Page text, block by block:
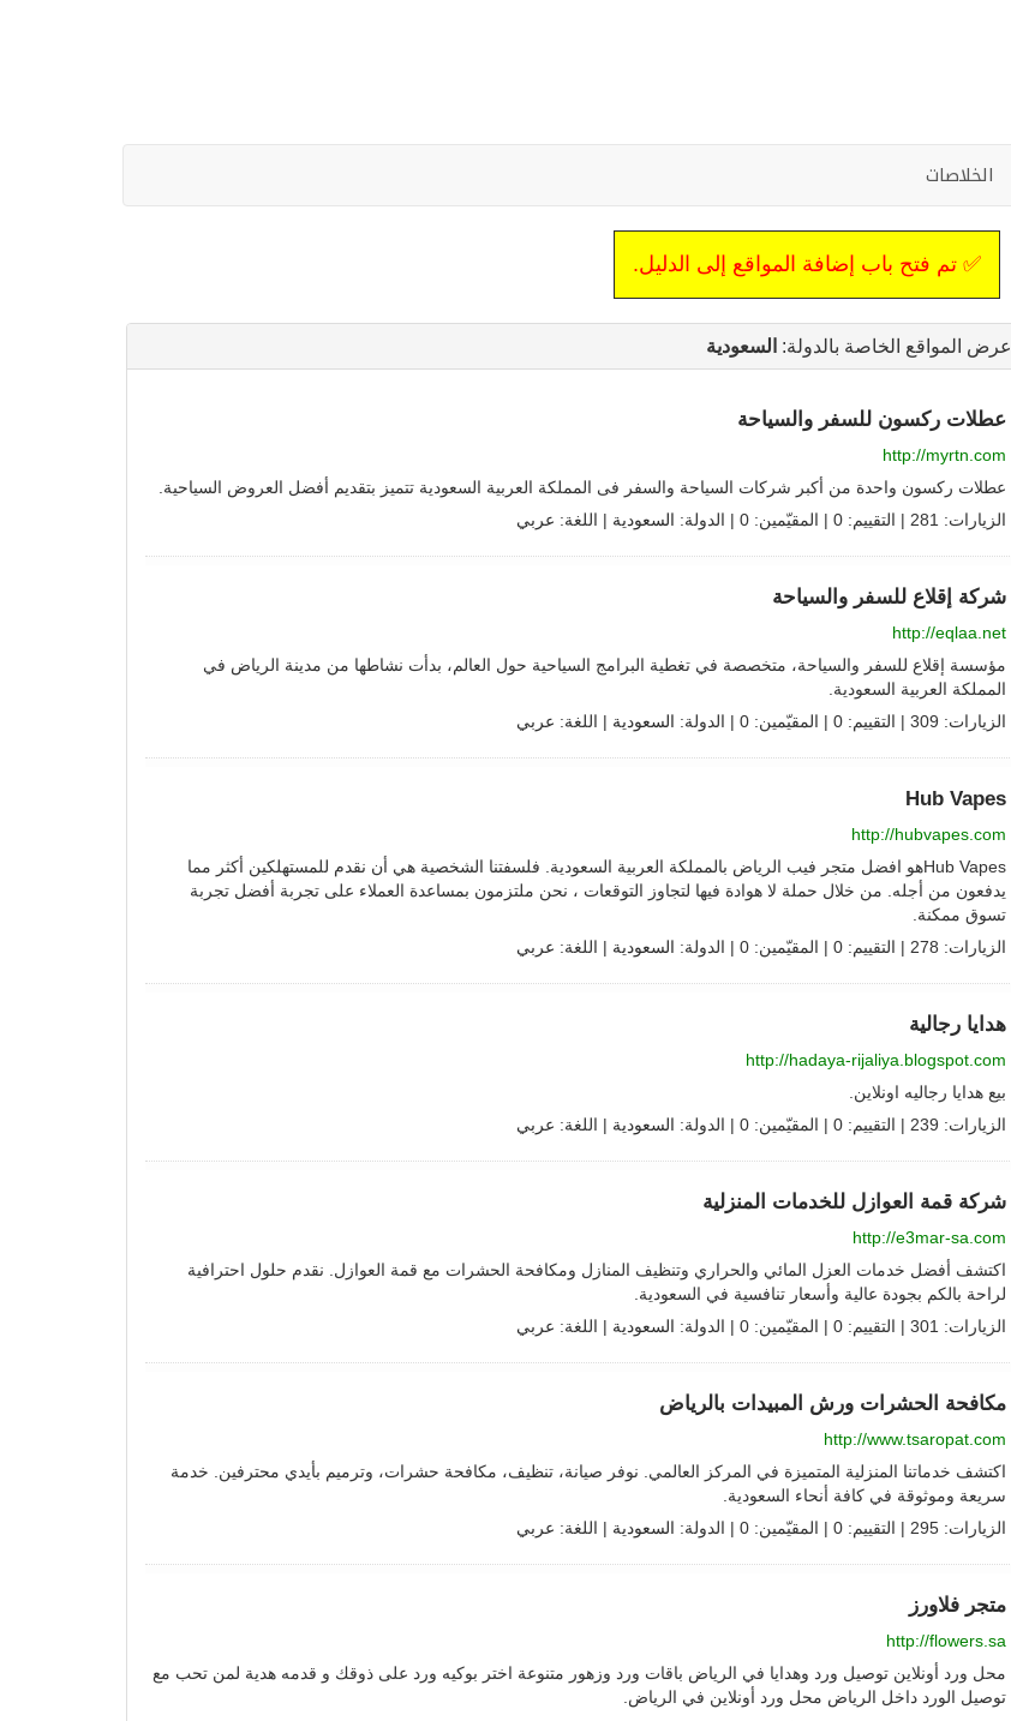
الخلاصات
✅ تم فتح باب إضافة المواقع إلى الدليل.
عرض المواقع الخاصة بالدولة: السعودية
عطلات ركسون للسفر والسياحة
http://myrtn.com
عطلات ركسون واحدة من أكبر شركات السياحة والسفر فى المملكة العربية السعودية تتميز بتقديم أفضل العروض السياحية.
الزيارات: 281 | التقييم: 0 | المقيّمين: 0 | الدولة:
السعودية | اللغة: عربي
شركة إقلاع للسفر والسياحة
http://eqlaa.net
مؤسسة إقلاع للسفر والسياحة، متخصصة في تغطية البرامج السياحية حول العالم، بدأت نشاطها من مدينة الرياض في
المملكة العربية السعودية.
الزيارات: 309 | التقييم: 0 | المقيّمين: 0 | الدولة:
السعودية | اللغة: عربي
Hub Vapes
http://hubvapes.com
Hub Vapesهو افضل متجر فيب الرياض بالمملكة العربية السعودية. فلسفتنا الشخصية هي أن نقدم للمستهلكين أكثر مما
يدفعون من أجله. من خلال حملة لا هوادة فيها لتجاوز التوقعات ، نحن ملتزمون بمساعدة العملاء على تجربة أفضل تجربة
تسوق ممكنة.
الزيارات: 278 | التقييم: 0 | المقيّمين: 0 | الدولة:
السعودية | اللغة: عربي
هدايا رجالية
http://hadaya-rijaliya.blogspot.com
بيع هدايا رجاليه اونلاين.
الزيارات: 239 | التقييم: 0 | المقيّمين: 0 | الدولة:
السعودية | اللغة: عربي
شركة قمة العوازل للخدمات المنزلية
http://e3mar-sa.com
اكتشف أفضل خدمات العزل المائي والحراري وتنظيف المنازل ومكافحة الحشرات مع قمة العوازل. نقدم حلول احترافية
لراحة بالكم بجودة عالية وأسعار تنافسية في السعودية.
الزيارات: 301 | التقييم: 0 | المقيّمين: 0 | الدولة:
السعودية | اللغة: عربي
مكافحة الحشرات ورش المبيدات بالرياض
http://www.tsaropat.com
اكتشف خدماتنا المنزلية المتميزة في المركز العالمي. نوفر صيانة، تنظيف، مكافحة حشرات، وترميم بأيدي محترفين. خدمة
سريعة وموثوقة في كافة أنحاء السعودية.
الزيارات: 295 | التقييم: 0 | المقيّمين: 0 | الدولة:
السعودية | اللغة: عربي
متجر فلاورز
http://flowers.sa
محل ورد أونلاين توصيل ورد وهدايا في الرياض باقات ورد وزهور متنوعة اختر بوكيه ورد على ذوقك و قدمه هدية لمن تحب مع
توصيل الورد داخل الرياض محل ورد أونلاين في الرياض.